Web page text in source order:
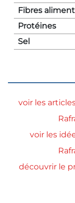
Fibres
Protéines
Sel
voir les
voir les
découvrir le